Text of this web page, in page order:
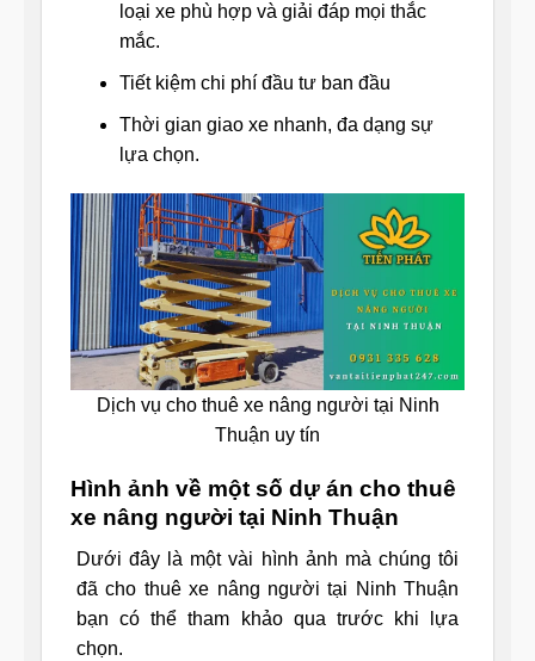
loại xe phù hợp và giải đáp mọi thắc
mắc.
Tiết kiệm chi phí đầu tư ban đầu
Thời gian giao xe nhanh, đa dạng sự
lựa chọn.
Dịch vụ cho thuê xe nâng người tại Ninh
Thuận uy tín
Hình ảnh về một số dự án cho thuê
xe nâng người tại Ninh Thuận
Dưới đây là một vài hình ảnh mà chúng tôi
đã cho thuê xe nâng người tại Ninh Thuận
bạn có thể tham khảo qua trước khi lựa
chọn.